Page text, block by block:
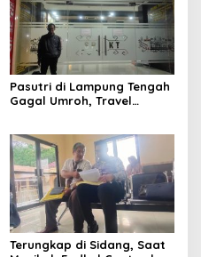
Pasutri di Lampung Tengah
Gagal Umroh, Travel
Polda Lampung
Terungkap di Sidang, Saat